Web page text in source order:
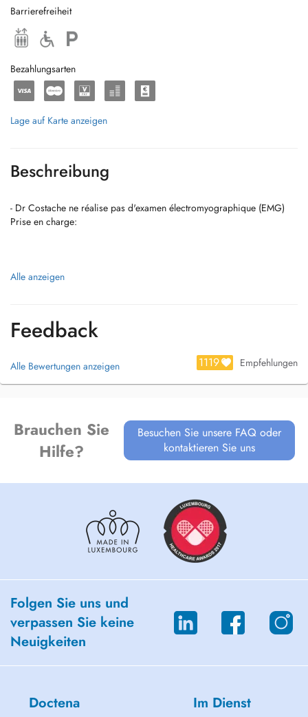
Barrierefreiheit
Bezahlungsarten
Lage auf Karte anzeigen
Beschreibung
- Dr Costache ne réalise pas d'examen électromyographique (EMG)
Prise en charge:
-Epilepsies
-Maladies cérébro-vasculaires
Alle anzeigen
Feedback
Alle Bewertungen anzeigen 1119 Empfehlungen
Brauchen Sie
Hilfe?
Besuchen Sie unsere FAQ oder
kontaktieren Sie uns
Folgen Sie uns und
verpassen Sie keine
Neuigkeiten
Doctena Im Dienst